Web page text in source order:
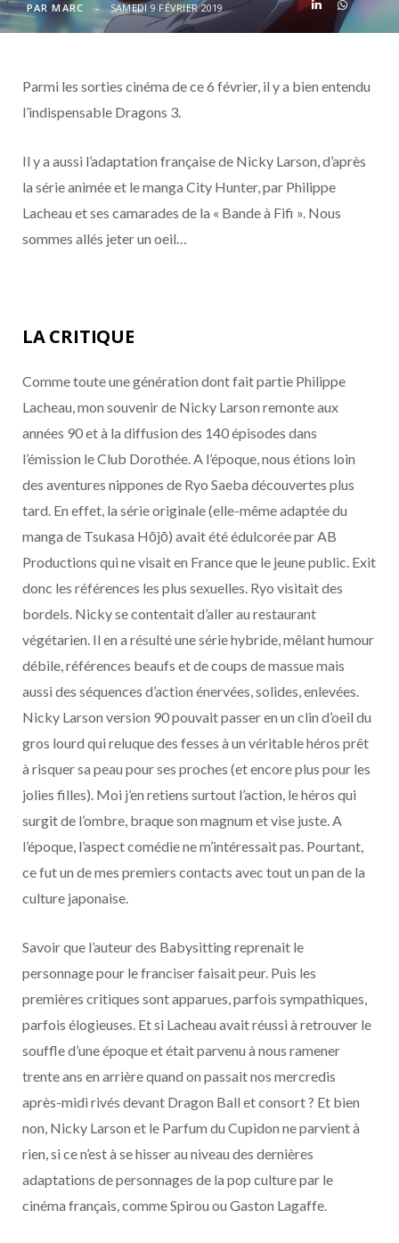
o t
r
r
m
d l
u
PAR MARC SAMEDI 9 FÉVRIER 2019
Parmi les sorties cinéma de ce 6 février, il y a bien entendu
l’indispensable Dragons 3.
Il y a aussi l’adaptation française de Nicky Larson, d’après
la série animée et le manga City Hunter, par Philippe
Lacheau et ses camarades de la « Bande à Fifi ». Nous
sommes allés jeter un oeil…
LA CRITIQUE
Comme toute une génération dont fait partie Philippe
Lacheau, mon souvenir de Nicky Larson remonte aux
années 90 et à la diffusion des 140 épisodes dans
l’émission le Club Dorothée. A l’époque, nous étions loin
des aventures nippones de Ryo Saeba découvertes plus
tard. En effet, la série originale (elle-même adaptée du
manga de Tsukasa Hōjō) avait été édulcorée par AB
Productions qui ne visait en France que le jeune public. Exit
donc les références les plus sexuelles. Ryo visitait des
bordels. Nicky se contentait d’aller au restaurant
végétarien. Il en a résulté une série hybride, mêlant humour
débile, références beaufs et de coups de massue mais
aussi des séquences d’action énervées, solides, enlevées.
Nicky Larson version 90 pouvait passer en un clin d’oeil du
gros lourd qui reluque des fesses à un véritable héros prêt
à risquer sa peau pour ses proches (et encore plus pour les
jolies filles). Moi j’en retiens surtout l’action, le héros qui
surgit de l’ombre, braque son magnum et vise juste. A
l’époque, l’aspect comédie ne m’intéressait pas. Pourtant,
ce fut un de mes premiers contacts avec tout un pan de la
culture japonaise.
Savoir que l’auteur des Babysitting reprenait le
personnage pour le franciser faisait peur. Puis les
premières critiques sont apparues, parfois sympathiques,
parfois élogieuses. Et si Lacheau avait réussi à retrouver le
souffle d’une époque et était parvenu à nous ramener
trente ans en arrière quand on passait nos mercredis
après-midi rivés devant Dragon Ball et consort ? Et bien
non, Nicky Larson et le Parfum du Cupidon ne parvient à
rien, si ce n’est à se hisser au niveau des dernières
adaptations de personnages de la pop culture par le
cinéma français, comme Spirou ou Gaston Lagaffe.